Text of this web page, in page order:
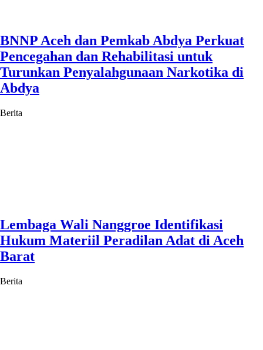
BNNP Aceh dan Pemkab Abdya Perkuat
Pencegahan dan Rehabilitasi untuk
Turunkan Penyalahgunaan Narkotika di
Abdya
Berita
Lembaga Wali Nanggroe Identifikasi
Hukum Materiil Peradilan Adat di Aceh
Barat
Berita